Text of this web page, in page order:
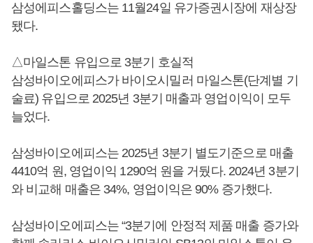
삼성에피스홀딩스는 11월24일 유가증권시장에 재상장
됐다.
△마일스톤 유입으로 3분기 호실적
삼성바이오에피스가 바이오시밀러 마일스톤(단계별 기
술료) 유입으로 2025년 3분기 매출과 영업이익이 모두
늘었다.
삼성바이오에피스는 2025년 3분기 별도기준으로 매출
4410억 원, 영업이익 1290억 원을 거뒀다. 2024년 3분기
와 비교해 매출은 34%, 영업이익은 90% 증가했다.
삼성바이오에피스는 “3분기에 안정적 제품 매출 증가와